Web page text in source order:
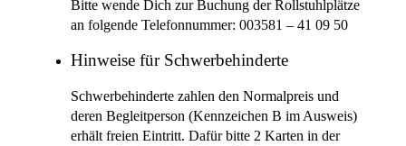
Bitte wende Dich zur Buchung der Rollstuhlplätze
an folgende Telefonnummer: 003581 – 41 09 50
Hinweise für Schwerbehinderte
Schwerbehinderte zahlen den Normalpreis und
deren Begleitperson (Kennzeichen B im Ausweis)
erhält freien Eintritt. Dafür bitte 2 Karten in der